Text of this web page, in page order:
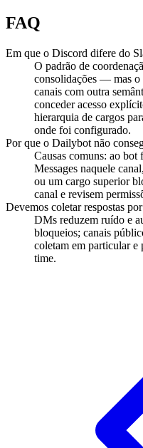
FAQ
Em que o Discord difere do
O padrão de
consolidações — mas o
canais com outra
conceder acesso
hierarquia de cargos
onde foi configurado.
Por que o Dailybot não
Causas comuns: ao
Messages naquele
ou um cargo superior
canal e revisem
Devemos coletar respostas
DMs reduzem ruído e
bloqueios; canais
coletam em particular e
time.